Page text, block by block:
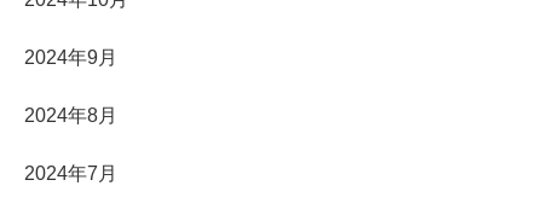
2024年9月
2024年8月
2024年7月